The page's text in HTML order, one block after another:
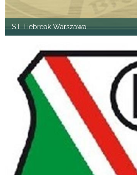
ST Tiebreak Warszawa